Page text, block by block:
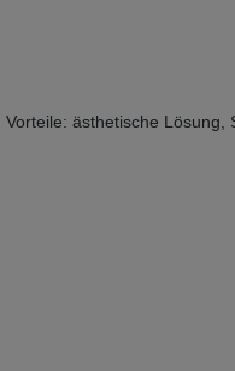
ästhetische